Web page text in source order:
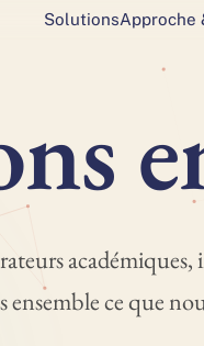
SolutionsApproche
nse
académiques,
ce que